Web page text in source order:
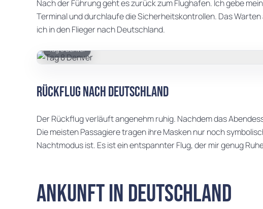
Nach der Führung geht es zurück zum Flughafen. Ich gebe
Terminal und durchlaufe die Sicherheitskontrollen. Das
ich in den Flieger nach Deutschland.
Tag 8 Denver
Rückflug nach Deutschland
Der Rückflug verläuft angenehm ruhig. Nachdem das
Die meisten Passagiere tragen ihre Masken nur noch
Nachtmodus ist. Es ist ein entspannter Flug, der mir genug
Ankunft in Deutschland